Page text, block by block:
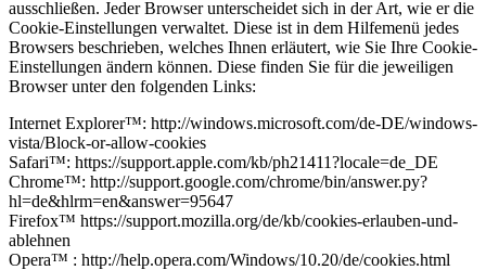
ausschließen. Jeder Browser unterscheidet sich in der Art, wie er die
Cookie-Einstellungen verwaltet. Diese ist in dem Hilfemenü jedes
Browsers beschrieben, welches Ihnen erläutert, wie Sie Ihre Cookie-
Einstellungen ändern können. Diese finden Sie für die jeweiligen
Browser unter den folgenden Links:
Internet Explorer™: http://windows.microsoft.com/de-DE/windows-
vista/Block-or-allow-cookies
Safari™: https://support.apple.com/kb/ph21411?locale=de_DE
Chrome™: http://support.google.com/chrome/bin/answer.py?
hl=de&hlrm=en&answer=95647
Firefox™ https://support.mozilla.org/de/kb/cookies-erlauben-und-
ablehnen
Opera™ : http://help.opera.com/Windows/10.20/de/cookies.html